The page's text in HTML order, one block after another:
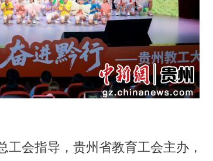
会指导，贵州省教育工会主办，